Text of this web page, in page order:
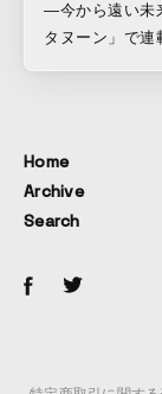
―今から遠い未
タヌーン」で連
Home
Archive
Search